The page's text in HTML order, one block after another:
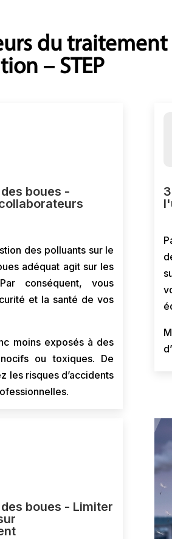
du
– STEP
boues -
des polluants sur le
adéquat agit sur les
conséquent, vous
et la santé de vos
moins exposés à des
ou toxiques. De
les risques d’accidents
boues - Limiter